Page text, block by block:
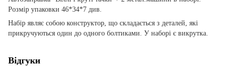
Розмір упаковки 46*34*7 див.
Набір являє собою конструктор, що складається з деталей, які
прикручуються один до одного болтиками. У наборі є викрутка.
Відгуки